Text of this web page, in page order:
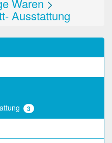
Waren >
Ausstattung
3